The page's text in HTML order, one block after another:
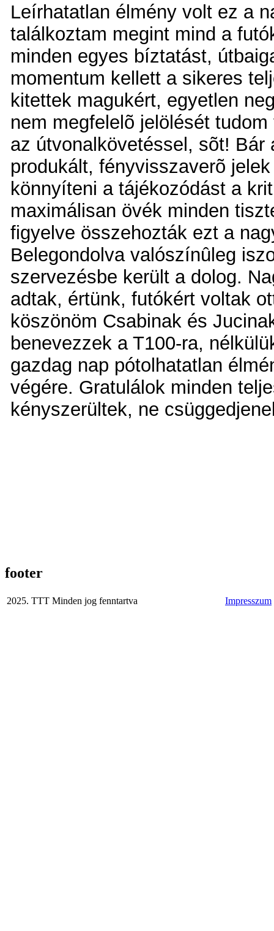
Leírhatatlan élmény volt ez a
találkoztam megint mind a
minden egyes bíztatást,
momentum kellett a sikeres
kitettek magukért, egyetlen
nem megfelelõ jelölését
az útvonalkövetéssel, sõt!
produkált, fényvisszaverõ
könnyíteni a tájékozódást a
maximálisan övék minden
figyelve összehozták ezt a
Belegondolva valószínûleg
szervezésbe került a dolog.
adtak, értünk, futókért voltak
köszönöm Csabinak és
benevezzek a T100-ra,
gazdag nap pótolhatatlan
végére. Gratulálok minden
kényszerültek, ne
footer
2025. TTT Minden jog fenntartva Impresszum